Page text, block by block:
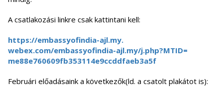
A csatlakozási linkre csak kattintani kell:
https://embassyofindia-ajl.my.
webex.com/embassyofindia-ajl.my/j.php?MTID=
me88e760609fb353114e9ccddfaeb3a5f
Februári előadásaink a következők(ld. a csatolt plakátot is):